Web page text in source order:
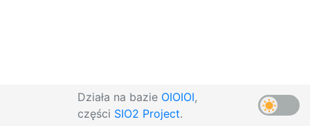
Działa na bazie OIOIOI,
części SIO2 Project.